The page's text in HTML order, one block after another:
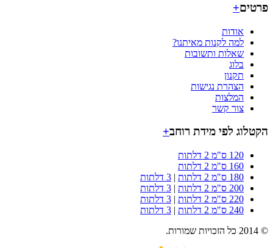
+
אודות
למה לקנות מאיתנו?
שאלות ותשובות
בלוג
תקנון
הצהרת נגישות
המלצות
צור קשר
לפי מידת רוחב +
120 ס"מ 2 דלתות
160 ס"מ 2 דלתות
180 ס"מ 2 דלתות
|3 דלתות
200 ס"מ 2 דלתות
|3 דלתות
220 ס"מ 2 דלתות
|3 דלתות
240 ס"מ 2 דלתות
|3 דלתות